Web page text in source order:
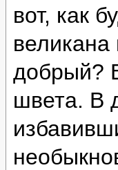
вот, как
добрый?
швета. В